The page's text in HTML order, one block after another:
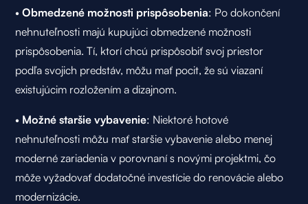
•Obmedzené možnosti prispôsobenia: Po dokončení
nehnuteľnosti majú kupujúci obmedzené možnosti
prispôsobenia. Tí, ktorí chcú prispôsobiť svoj priestor
podľa svojich predstáv, môžu mať pocit, že sú viazaní
existujúcim rozložením a dizajnom.
• Možné staršie vybavenie: Niektoré hotové
nehnuteľnosti môžu mať staršie vybavenie alebo menej
moderné zariadenia v porovnaní s novými projektmi, čo
môže vyžadovať dodatočné investície do renovácie alebo
modernizácie.